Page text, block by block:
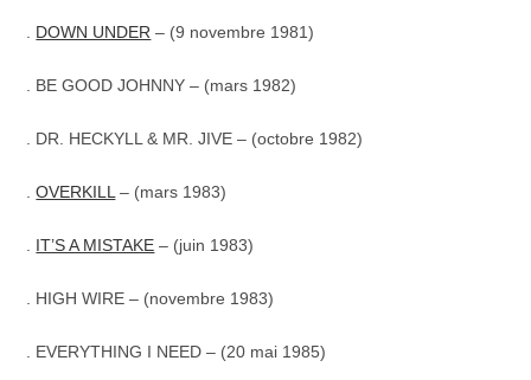
DOWN UNDER – (9 novembre 1981)
BE GOOD JOHNNY – (mars 1982)
DR. HECKYLL & MR. JIVE – (octobre 1982)
.OVERKILL – (mars 1983)
IT’S A MISTAKE – (juin 1983)
HIGH WIRE – (novembre 1983)
EVERYTHING I NEED – (20 mai 1985)